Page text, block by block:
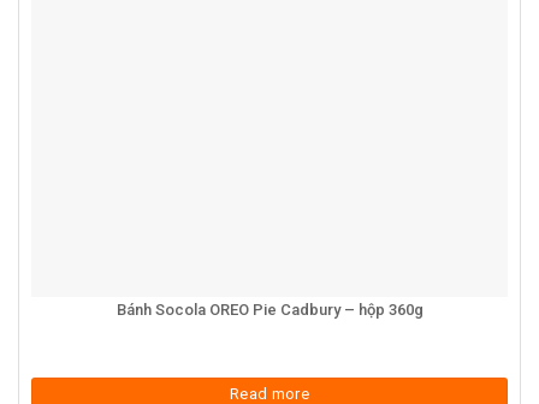
Bánh Socola OREO Pie Cadbury – hộp 360g
Read more